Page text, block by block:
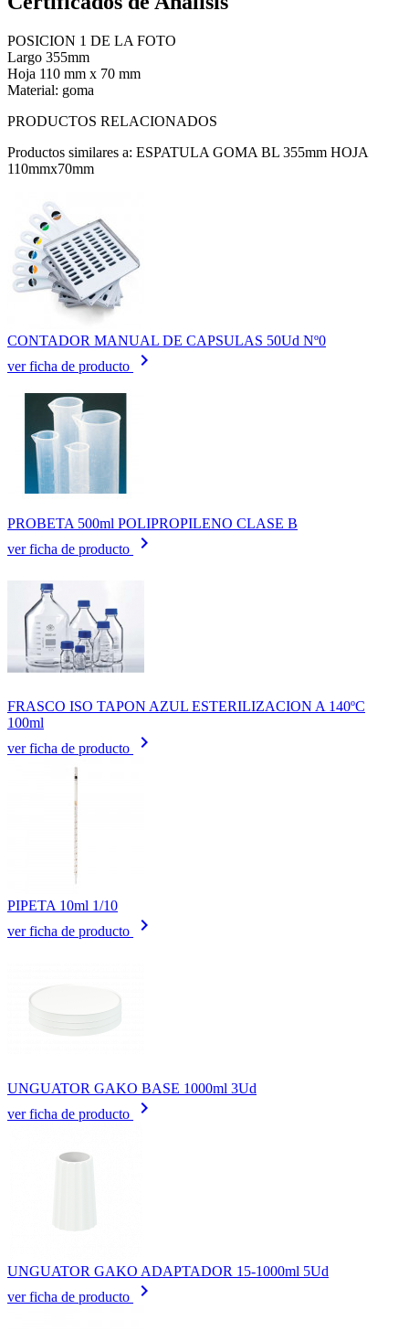
POSICION 1 DE LA FOTO
Largo 355mm
Hoja 110 mm x 70 mm
Material: goma
PRODUCTOS RELACIONADOS
Productos similares a: ESPATULA GOMA BL 355mm HOJA
110mmx70mm
CONTADOR MANUAL DE CAPSULAS 50Ud Nº0
ver ficha de producto
keyboard_arrow_right
PROBETA 500ml POLIPROPILENO CLASE B
ver ficha de producto
keyboard_arrow_right
FRASCO ISO TAPON AZUL ESTERILIZACION A 140ºC
100ml
ver ficha de producto
keyboard_arrow_right
PIPETA 10ml 1/10
ver ficha de producto
keyboard_arrow_right
UNGUATOR GAKO BASE 1000ml 3Ud
ver ficha de producto
keyboard_arrow_right
UNGUATOR GAKO ADAPTADOR 15-1000ml 5Ud
ver ficha de producto
keyboard_arrow_right